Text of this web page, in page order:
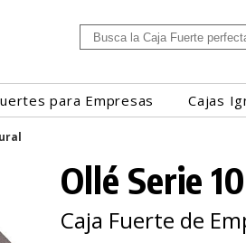
para Empresas Cajas
Ollé Serie
Caja Fuerte de